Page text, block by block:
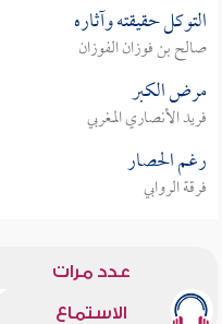
التوكل حقيقته وآثاره
صالح بن فوزان الفوزان
مرض الكبر
فريد الأنصاري المغربي
رغم الحصار
فرقة الروابي
عدد مرات
الاستماع